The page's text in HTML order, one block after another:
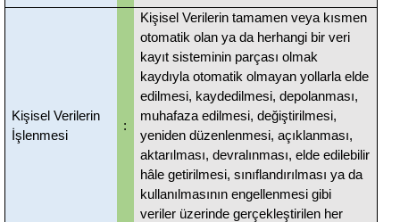
Kişisel Verilerin
İşlenmesi
:
Kişisel Verilerin tamamen veya kısmen
otomatik olan ya da herhangi bir veri
kayıt sisteminin parçası olmak
kaydıyla otomatik olmayan yollarla elde
edilmesi, kaydedilmesi, depolanması,
muhafaza edilmesi, değiştirilmesi,
yeniden düzenlenmesi, açıklanması,
aktarılması, devralınması, elde edilebilir
hâle getirilmesi, sınıflandırılması ya da
kullanılmasının engellenmesi gibi
veriler üzerinde gerçekleştirilen her